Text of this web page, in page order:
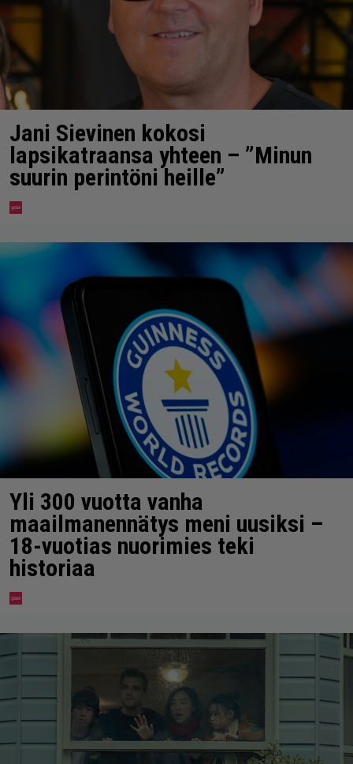
Jani Sievinen kokosi
lapsikatraansa yhteen – ”Minun
suurin perintöni heille”
Yli 300 vuotta vanha
maailmanennätys meni uusiksi –
18-vuotias nuorimies teki
historiaa